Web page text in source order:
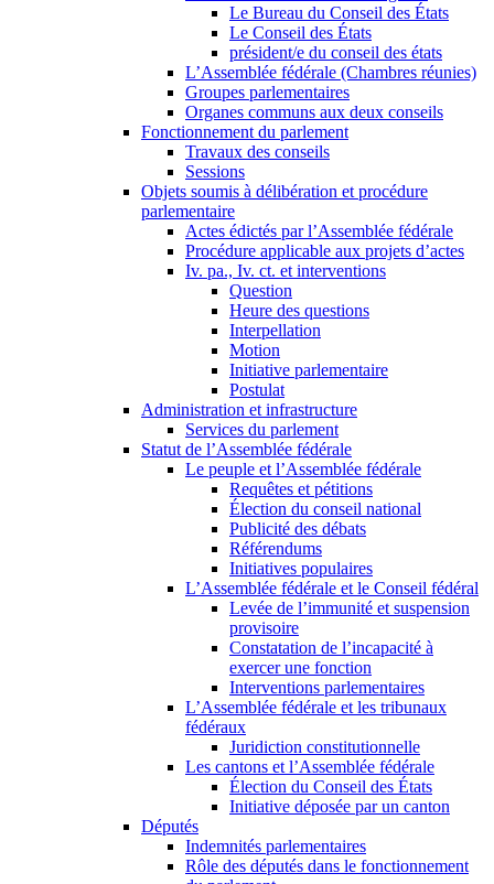
Le Bureau du Conseil des États
Le Conseil des États
président/e du conseil des états
L’Assemblée fédérale (Chambres réunies)
Groupes parlementaires
Organes communs aux deux conseils
Fonctionnement du parlement
Travaux des conseils
Sessions
Objets soumis à délibération et procédure
parlementaire
Actes édictés par l’Assemblée fédérale
Procédure applicable aux projets d’actes
Iv. pa., Iv. ct. et interventions
Question
Heure des questions
Interpellation
Motion
Initiative parlementaire
Postulat
Administration et infrastructure
Services du parlement
Statut de l’Assemblée fédérale
Le peuple et l’Assemblée fédérale
Requêtes et pétitions
Élection du conseil national
Publicité des débats
Référendums
Initiatives populaires
L’Assemblée fédérale et le Conseil fédéral
Levée de l’immunité et suspension
provisoire
Constatation de l’incapacité à
exercer une fonction
Interventions parlementaires
L’Assemblée fédérale et les tribunaux
fédéraux
Juridiction constitutionnelle
Les cantons et l’Assemblée fédérale
Élection du Conseil des États
Initiative déposée par un canton
Députés
Indemnités parlementaires
Rôle des députés dans le fonctionnement